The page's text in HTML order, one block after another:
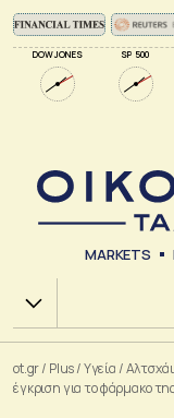
DOW JONES SP 500
MARKETS
Χ.Α.
ot.gr/ Plus/Υγεία /
έγκριση για το φάρμακο